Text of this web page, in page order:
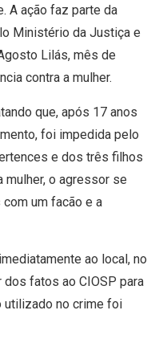
A ação faz parte da
Ministério da Justiça e
Lilás, mês de
contra a mulher.
que, após 17 anos
foi impedida pelo
e dos três filhos
mulher, o agressor se
um facão e a
ao local, no
dos fatos ao CIOSP para
utilizado no crime foi